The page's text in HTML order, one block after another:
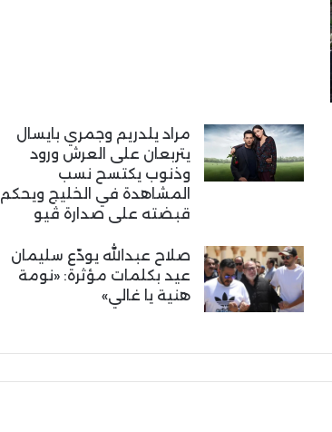
مراد يلدريم وجمري بايسال
يتربعان على العرش ورود
وذنوب يكتسح نسب
المشاهدة في الخليج ويحكم
قبضته على صدارة ڤيو
صلاح عبدالله يودّع سليمان
عيد بكلمات مؤثرة: «نومة
هنية يا غالي»